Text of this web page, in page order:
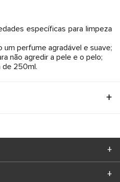
específicas para limpeza
perfume agradável e suave;
não agredir a pele e o pelo;
de 250ml.